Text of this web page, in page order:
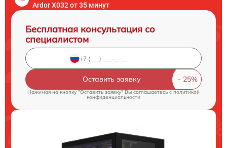
Ardor X032 от 35 минут
Бесплатная консультация со
специалистом
Оставить заявку
Нажимая на кнопку "Оставить заявку" Вы соглашаетесь cполитикой
конфиденциальности